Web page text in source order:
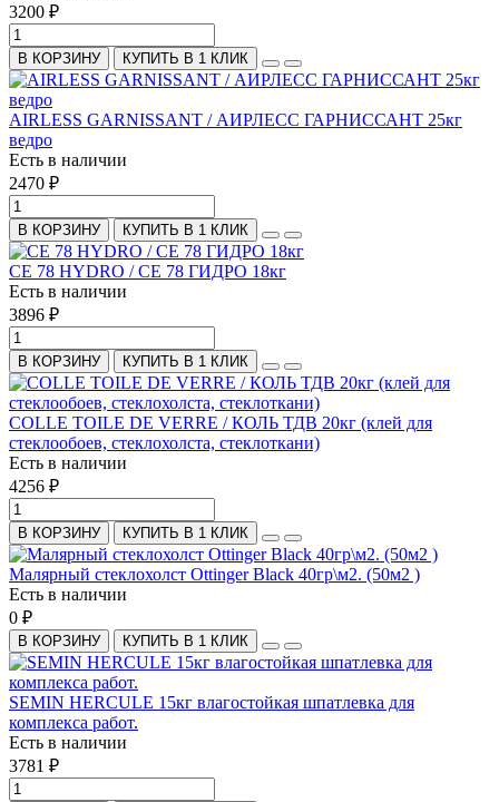
3200 ₽
В КОРЗИНУ КУПИТЬ В 1 КЛИК
AIRLESS GARNISSANT / АИРЛЕСС ГАРНИССАНТ 25кг
ведро
Есть в наличии
2470 ₽
В КОРЗИНУ КУПИТЬ В 1 КЛИК
CE 78 HYDRO / CE 78 ГИДРО 18кг
Есть в наличии
3896 ₽
В КОРЗИНУ КУПИТЬ В 1 КЛИК
COLLE TOILE DE VERRE / КОЛЬ ТДВ 20кг (клей для
стеклообоев, стеклохолста, стеклоткани)
Есть в наличии
4256 ₽
В КОРЗИНУ КУПИТЬ В 1 КЛИК
Малярный стеклохолст Ottinger Black 40гр\м2. (50м2 )
Есть в наличии
0 ₽
В КОРЗИНУ КУПИТЬ В 1 КЛИК
SEMIN HERCULE 15кг влагостойкая шпатлевка для
комплекса работ.
Есть в наличии
3781 ₽